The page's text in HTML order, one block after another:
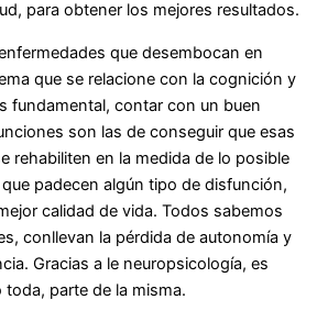
para obtener los mejores resultados.
que desembocan en
que se relacione con la cognición y
fundamental, contar con un buen
son las de conseguir que esas
rehabiliten en la medida de lo posible
padecen algún tipo de disfunción,
calidad de vida. Todos sabemos
conllevan la pérdida de autonomía y
Gracias a le neuropsicología, es
parte de la misma.